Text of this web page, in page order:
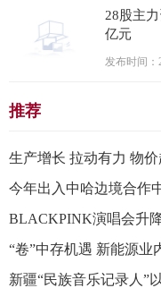
28股主
亿元
发布时间：
推荐
今年出入中哈边境合作
“卷”中存机遇 新能源业
新疆“民族音乐记录人”